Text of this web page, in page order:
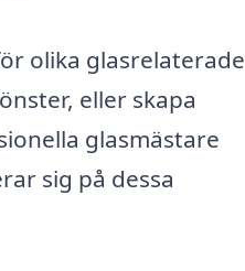
olika glasrelaterade
eller skapa
glasmästare
sig på dessa